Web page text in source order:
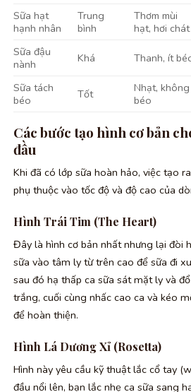
Sữa hạt
hạnh nhân
Trung
bình
Thơm mùi
hạt, hơi chát
Sữa đậu
nành
Khá Thanh, ít
Sữa tách
béo
Tốt
Nhạt, không
béo
Các bước tạo hình cơ bản
đầu
Khi đã có lớp sữa hoàn hảo, việc tạo
phụ thuộc vào tốc độ và độ cao của
Hình Trái Tim (The Heart)
Đây là hình cơ bản nhất nhưng lại đòi
sữa vào tâm ly từ trên cao để sữa đi
sau đó hạ thấp ca sữa sát mặt ly và
trắng, cuối cùng nhấc cao ca và kéo
để hoàn thiện.
Hình Lá Dương Xỉ (Rosetta)
Hình này yêu cầu kỹ thuật lắc cổ tay
đầu nổi lên, bạn lắc nhẹ ca sữa sang